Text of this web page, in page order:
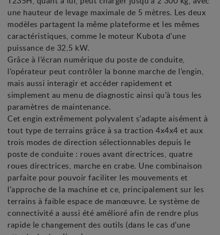
une hauteur de levage maximale de 5 mètres. Les deux
modèles partagent la même plateforme et les mêmes
caractéristiques, comme le moteur Kubota d'une
puissance de 32,5 kW.
Grâce à l’écran numérique du poste de conduite,
l’opérateur peut contrôler la bonne marche de l’engin,
mais aussi interagir et accéder rapidement et
simplement au menu de diagnostic ainsi qu’à tous les
paramètres de maintenance.
Cet engin extrêmement polyvalent s'adapte aisément à
tout type de terrains grâce à sa traction 4x4x4 et aux
trois modes de direction sélectionnables depuis le
poste de conduite : roues avant directrices, quatre
roues directrices, marche en crabe. Une combinaison
parfaite pour pouvoir faciliter les mouvements et
l'approche de la machine et ce, principalement sur les
terrains à faible espace de manœuvre. Le système de
connectivité a aussi été amélioré afin de rendre plus
rapide le changement des outils (dans le cas d’une